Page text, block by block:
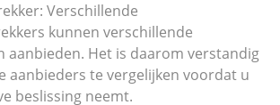
Verschillende
kunnen verschillende
aanbieden. Het is daarom verstandig
aanbieders te vergelijken voordat u
beslissing neemt.